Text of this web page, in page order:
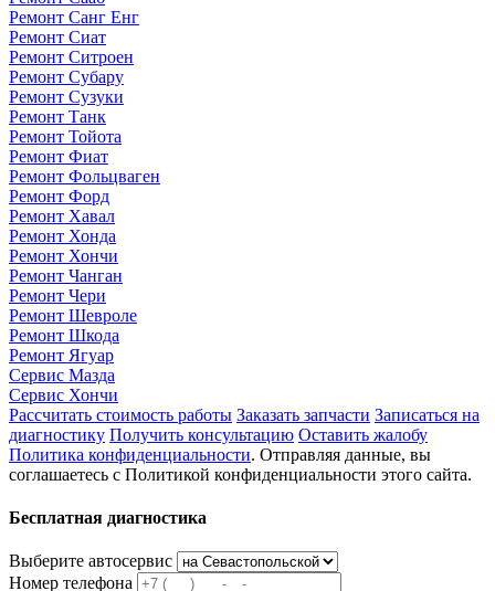
Ремонт Санг Енг
Ремонт Сиат
Ремонт Ситроен
Ремонт Субару
Ремонт Сузуки
Ремонт Танк
Ремонт Тойота
Ремонт Фиат
Ремонт Фольцваген
Ремонт Форд
Ремонт Хавал
Ремонт Хонда
Ремонт Хончи
Ремонт Чанган
Ремонт Чери
Ремонт Шевроле
Ремонт Шкода
Ремонт Ягуар
Сервис Мазда
Сервис Хончи
Рассчитать стоимость работы Заказать запчасти Записаться на
диагностику Получить консультацию Оставить жалобу
Политика конфиденциальности. Отправляя данные, вы
соглашаетесь с Политикой конфиденциальности этого сайта.
Бесплатная диагностика
Выберите автосервис
Номер телефона